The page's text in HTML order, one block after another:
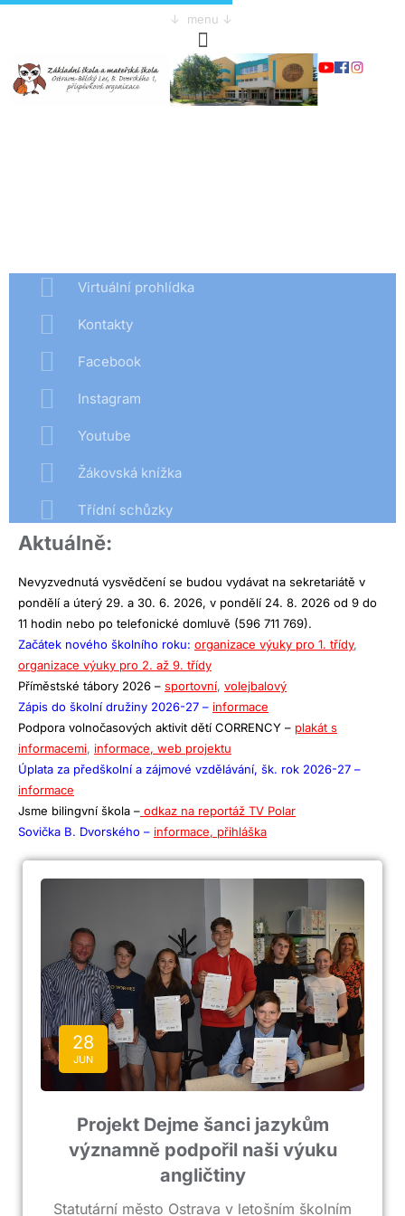
↓ menu ↓
Virtuální prohlídka
Kontakty
Facebook
Instagram
Youtube
Žákovská knížka
Třídní schůzky
Aktuálně:
Nevyzvednutá vysvědčení se budou vydávat na sekretariátě v
pondělí a úterý 29. a 30. 6. 2026, v pondělí 24. 8. 2026 od 9 do
11 hodin nebo po telefonické domluvě (596 711 769).
Začátek nového školního roku: organizace výuky pro 1. třídy,
organizace výuky pro 2. až 9. třídy
Příměstské tábory 2026 – sportovní, volejbalový
Zápis do školní družiny 2026-27 – informace
Podpora volnočasových aktivit dětí CORRENCY – plakát s
informacemi, informace, web projektu
Úplata za předškolní a zájmové vzdělávání, šk. rok 2026-27 –
informace
Jsme bilingvní škola – odkaz na reportáž TV Polar
Sovička B. Dvorského – informace, přihláška
28
JUN
Projekt Dejme šanci jazykům
významně podpořil naši výuku
angličtiny
Statutární město Ostrava v letošním školním